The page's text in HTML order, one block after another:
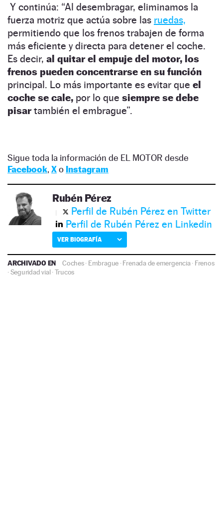
Y continúa: “Al desembragar, eliminamos la
fuerza motriz que actúa sobre las ruedas,
permitiendo que los frenos trabajen de forma
más eficiente y directa para detener el coche.
Es decir, al quitar el empuje del motor, los
frenos pueden concentrarse en su función
principal. Lo más importante es evitar que el
coche se cale, por lo que siempre se debe
pisartambién el embrague”.
Sigue toda la información de EL MOTOR desde
Facebook, Xo Instagram
Rubén Pérez
Perfil de Rubén Pérez en Twitter
Perfil de Rubén Pérez en Linkedin
VER BIOGRAFÍA
ARCHIVADO EN Coches· Embrague ·Frenada de emergencia· Frenos
·Seguridad vial·Trucos